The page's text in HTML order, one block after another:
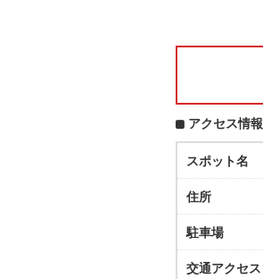
アクセス情報
スポット名
住所
駐車場
交通アクセス